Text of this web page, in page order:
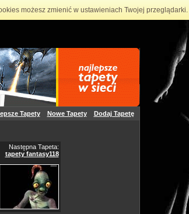
możesz zmienić w ustawieniach Twojej przeglądarki.
Tapety Nowe Tapety
Dodaj Tapetę
Następna Tapeta:
tapety fantasy118